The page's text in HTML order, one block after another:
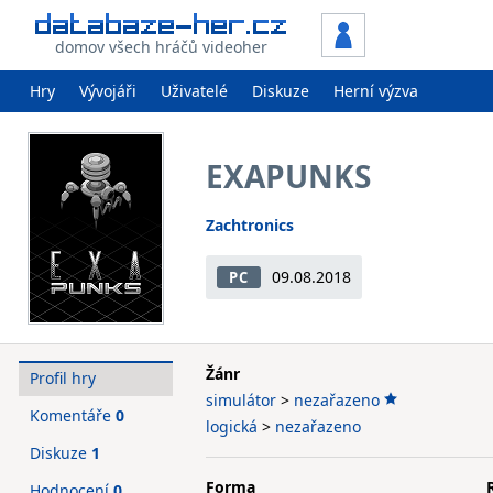
domov všech hráčů videoher
Hry Vývojáři Uživatelé Diskuze Herní výzva
EXAPUNKS
Zachtronics
PC 09.08.2018
Žánr
simulátor > nezařazeno
logická > nezařazeno
Forma
Profil hry
Komentáře 0
Diskuze 1